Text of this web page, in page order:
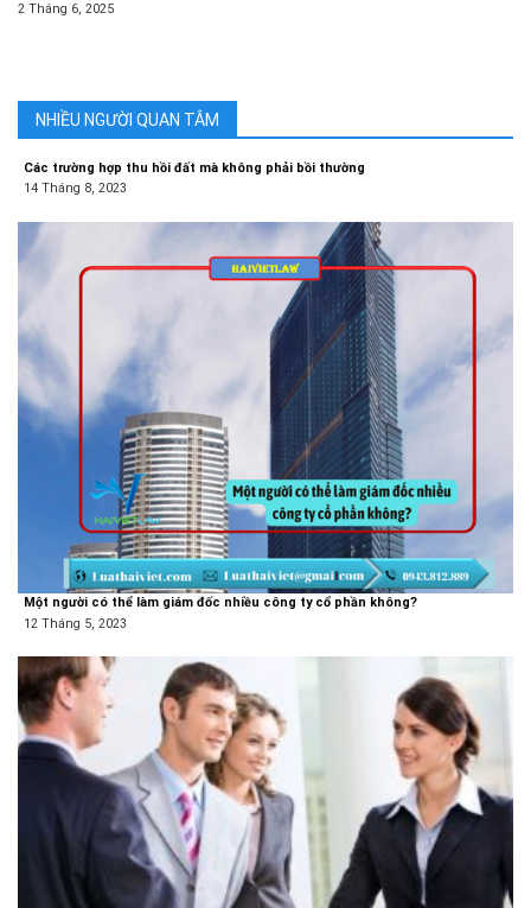
2 Tháng 6, 2025
NHIỀU NGƯỜI QUAN TÂM
Các trường hợp thu hồi đất mà không phải bồi thường
14 Tháng 8, 2023
Một người có thể làm giám đốc nhiều công ty cổ phần không?
12 Tháng 5, 2023